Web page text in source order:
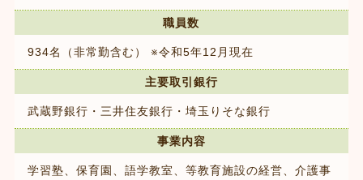
職員数
934名（非常勤含む）※令和5年12月現在
主要取引銀行
武蔵野銀行・三井住友銀行・埼玉りそな銀行
事業内容
学習塾、保育園、語学教室、等教育施設の経営、介護事